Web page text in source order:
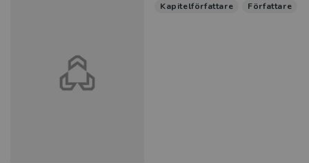
Kapitelförfattare Författare